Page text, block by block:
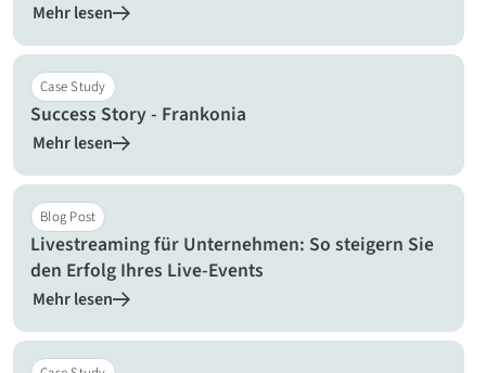
Mehr lesen
Case Study
Success Story - Frankonia
Mehr lesen
Blog Post
Livestreaming für Unternehmen: So steigern Sie
den Erfolg Ihres Live-Events
Mehr lesen